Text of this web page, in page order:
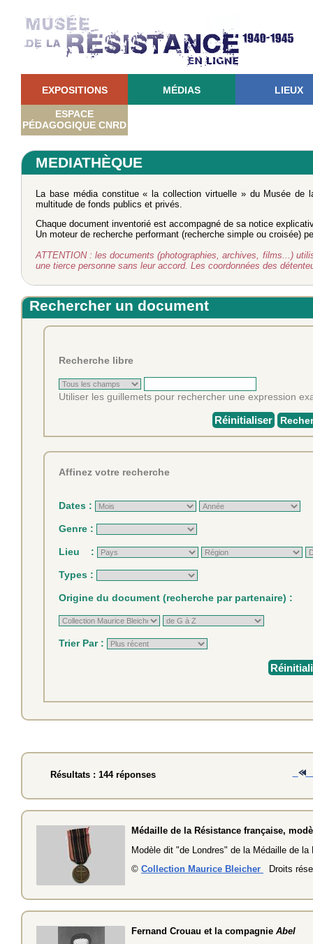
EXPOSITIONS MÉDIAS LIEUX
ESPACE
PÉDAGOGIQUE CNRD
MEDIATHÈQUE
La base média constitue « la collection virtuelle » du Musée
multitude de fonds publics et privés.
Chaque document inventorié est accompagné de sa notice
Un moteur de recherche performant (recherche simple ou croisée)
ATTENTION : les documents (photographies, archives, films...)
une tierce personne sans leur accord. Les coordonnées des
Rechercher un document
Recherche libre
Utiliser les guillemets pour rechercher une expression
Réinitialiser
Affinez votre recherche
Dates :
Genre :
Lieu :
Types :
Origine du document (recherche par partenaire) :
Trier Par :
Résultats : 144 réponses
Médaille de la Résistance française,
Modèle dit "de Londres" de la Médaille de la
© Collection Maurice Bleicher Droits
Fernand Crouau et la compagnie Abel